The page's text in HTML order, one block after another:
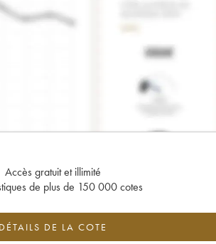
Accès gratuit et illimité
de plus de 150 000 cotes
DÉTAILS DE LA COTE